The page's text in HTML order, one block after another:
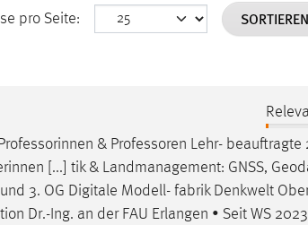
pro Seite:
& Professoren Lehr- beauftragte
[...] tik & Landmanagement: GNSS,
3. OG Digitale Modell- fabrik Denkwelt
Dr.-Ing. an der FAU Erlangen • Seit WS